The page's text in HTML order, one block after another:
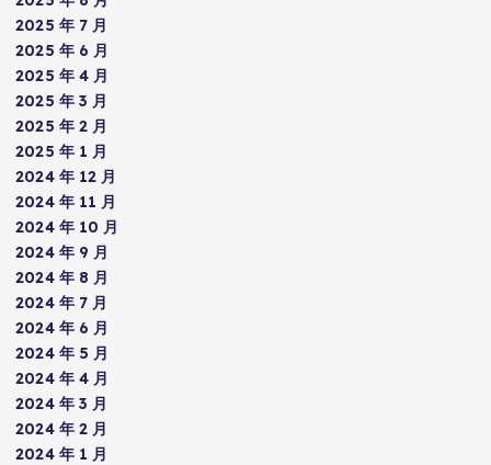
2025 年 7 月
2025 年 6 月
2025 年 4 月
2025 年 3 月
2025 年 2 月
2025 年 1 月
2024 年 12 月
2024 年 11 月
2024 年 10 月
2024 年 9 月
2024 年 8 月
2024 年 7 月
2024 年 6 月
2024 年 5 月
2024 年 4 月
2024 年 3 月
2024 年 2 月
2024 年 1 月